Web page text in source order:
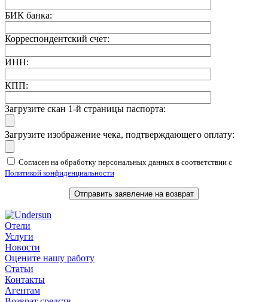
БИК банка:
Корреспондентский счет:
ИНН:
КПП:
Загрузите скан 1-й страницы паспорта:
Загрузите изображение чека, подтверждающего оплату:
Согласен на обработку персональных данных в соответствии с
Политикой конфиденциальности
Отели
Услуги
Новости
Оцените нашу работу
Статьи
Контакты
Агентам